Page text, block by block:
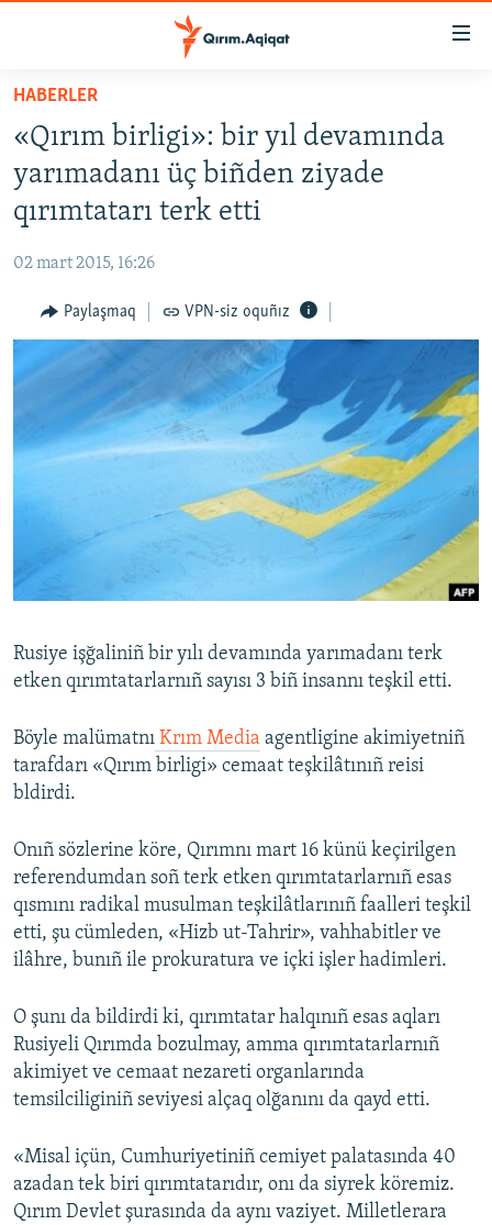
Esas
qaytmaq
Baş
navigatsiyağa
qaytmaq
Qıdıruvğa
SİYASET
İQTİSADİYAT
MEDENİYET
İNSAN AQLARI
VİDEO
BLOGLAR
Українською
RFE/RS bütün saytları
HABERLER
«Qırım birligi»: bir yıl devamında
yarımadanı üç biñden ziyade
qırımtatarı terk etti
02 mart 2015, 16:26
Paylaşmaq VPN-siz oquñız
Rusiye işğaliniñ bir yılı devamında yarımadanı terk
etken qırımtatarlarnıñ sayısı 3 biñ insannı teşkil etti.
Böyle malümatnı Krım Media agentligine аkimiyetniñ
tarafdarı «Qırım birligi» cemaat teşkilâtınıñ reisi
bldirdi.
Onıñ sözlerine köre, Qırımnı mart 16 künü keçirilgen
referendumdan soñ terk etken qırımtatarlarnıñ esas
qısmını radikal musulman teşkilâtlarınıñ faalleri teşkil
etti, şu cümleden, «Hizb ut-Tahrir», vahhabitler ve
ilâhre, bunıñ ile prokuratura ve içki işler hadimleri.
O şunı da bildirdi ki, qırımtatar halqınıñ esas aqları
Rusiyeli Qırımda bozulmay, amma qırımtatarlarnıñ
akimiyet ve cemaat nezareti organlarında
temsilciliginiñ seviyesi alçaq olğanını da qayd etti.
«Misal içün, Cumhuriyetiniñ cemiyet palatasında 40
azadan tek biri qırımtatarıdır, onı da siyrek köremiz.
Qırım Devlet şurasında da aynı vaziyet. Milletlerara